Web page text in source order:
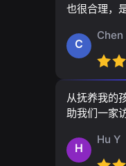
也很合理，
C
Chen
从抚养我的
助我们一家
H
Hu Y